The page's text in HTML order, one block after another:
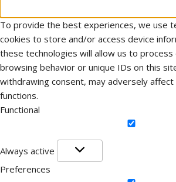
To provide the best experiences, we use
cookies to store and/or access device
these technologies will allow us to process
browsing behavior or unique IDs on this
withdrawing consent, may adversely
functions.
Functional
Functional
Always active
Preferences